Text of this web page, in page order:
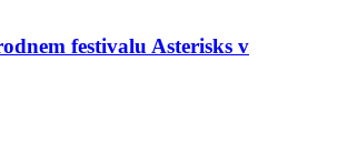
festivalu Asterisks v